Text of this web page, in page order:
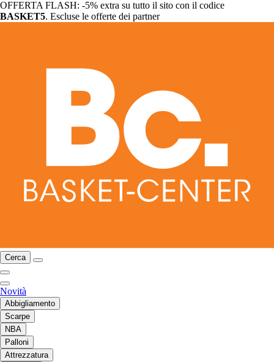
OFFERTA FLASH: -5% extra su tutto il sito con il codice
BASKET5. Escluse le offerte dei partner
Cerca
Novità
Abbigliamento
Scarpe
NBA
Palloni
Attrezzatura